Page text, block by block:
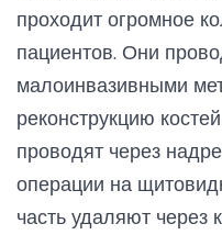
проходит огромное
пациентов. Они
малоинвазивными
реконструкцию
проводят через
операции на
часть удаляют через